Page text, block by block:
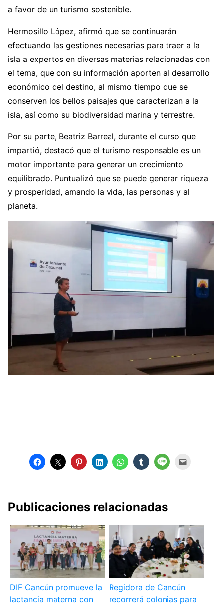
a favor de un turismo sostenible.
Hermosillo López, afirmó que se continuarán
efectuando las gestiones necesarias para traer a la
isla a expertos en diversas materias relacionadas con
el tema, que con su información aporten al desarrollo
económico del destino, al mismo tiempo que se
conserven los bellos paisajes que caracterizan a la
isla, así como su biodiversidad marina y terrestre.
Por su parte, Beatriz Barreal, durante el curso que
impartió, destacó que el turismo responsable es un
motor importante para generar un crecimiento
equilibrado. Puntualizó que se puede generar riqueza
y prosperidad, amando la vida, las personas y al
planeta.
Publicaciones relacionadas
DIF Cancún promueve la
lactancia materna con
Regidora de Cancún
recorrerá colonias para